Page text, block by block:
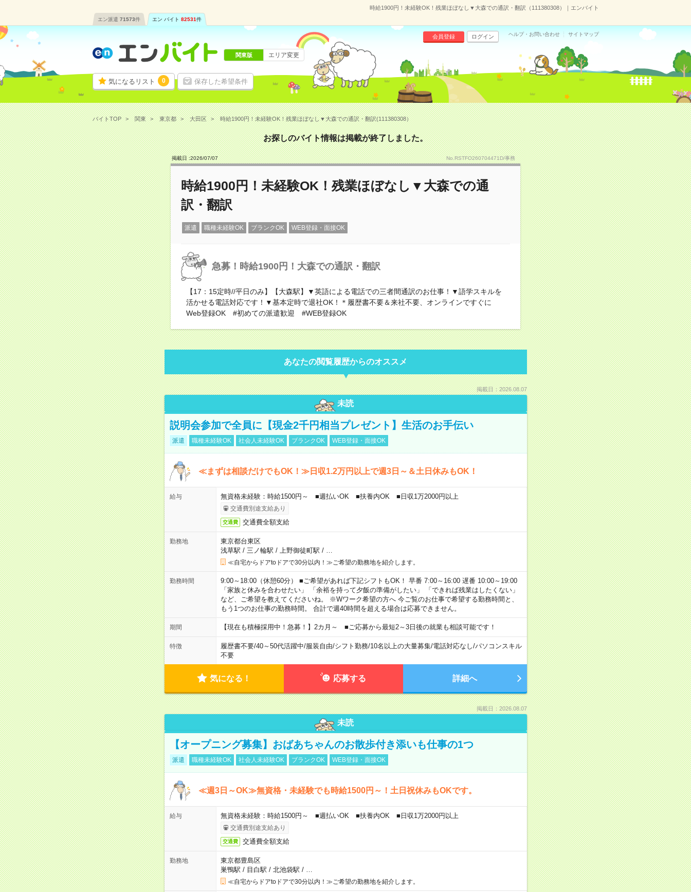
時給1900円！未経験OK！残業ほぼなし▼大森での通訳・翻訳（111380308）｜エンバイト
エン派遣 71573件 エン バイト 82531件
気になるリスト 0 保存した希望条件
会員登録 ログイン ヘルプ・お問い合わせ サイトマップ
関東版 エリア変更
バイトTOP 関東 東京都 大田区 時給1900円！未経験OK！残業ほぼなし▼大森での通訳・翻訳(111380308）
お探しのバイト情報は掲載が終了しました。
掲載日 :2026/07/07 No.RSTFO260704471D/事務
時給1900円！未経験OK！残業ほぼなし▼大森での通
訳・翻訳
派遣 職種未経験OK ブランクOK WEB登録・面接OK
急募！時給1900円！大森での通訳・翻訳
【17：15定時//平日のみ】【大森駅】▼英語による電話での三者間通訳のお仕事！▼語学スキルを
活かせる電話対応です！▼基本定時で退社OK！＊履歴書不要＆来社不要、オンラインですぐに
Web登録OK #初めての派遣歓迎 #WEB登録OK
あなたの閲覧履歴からのオススメ
掲載日：2026.08.07
未読
説明会参加で全員に【現金2千円相当プレゼント】生活のお手伝い
派遣 職種未経験OK 社会人未経験OK ブランクOK WEB登録・面接OK
≪まずは相談だけでもOK！≫日収1.2万円以上で週3日～＆土日休みもOK！
給与 無資格未経験：時給1500円～ ■週払いOK ■扶養内OK ■日収1万2000円以上
交通費別途支給あり
交通費 交通費全額支給
勤務地
東京都台東区
浅草駅 / 三ノ輪駅 / 上野御徒町駅 /
≪自宅からドアtoドアで30分以内！≫ご希望の勤務地を紹介します。
勤務時間
9:00～18:00（休憩60分） ■ご希望があれば下記シフトもOK！ 早番 7:00～16:00 遅番 10:00～19:00
「家族と休みを合わせたい」 「余裕を持って夕飯の準備がしたい」 「できれば残業はしたくない」
など、ご希望を教えてくださいね。 ※Wワーク希望の方へ 今ご覧のお仕事で希望する勤務時間と、
もう1つのお仕事の勤務時間。 合計で週40時間を超える場合は応募できません。
期間 【現在も積極採用中！急募！】2カ月～ ■ご応募から最短2～3日後の就業も相談可能です！
特徴 履歴書不要/40～50代活躍中/服装自由/シフト勤務/10名以上の大量募集/電話対応なし/パソコンスキル
不要
気になる！ 応募する 詳細へ
掲載日：2026.08.07
未読
【オープニング募集】おばあちゃんのお散歩付き添いも仕事の1つ
派遣 職種未経験OK 社会人未経験OK ブランクOK WEB登録・面接OK
≪週3日～OK≫無資格・未経験でも時給1500円～！土日祝休みもOKです。
給与 無資格未経験：時給1500円～ ■週払いOK ■扶養内OK ■日収1万2000円以上
交通費別途支給あり
交通費 交通費全額支給
勤務地
東京都豊島区
巣鴨駅 / 目白駅 / 北池袋駅 /
≪自宅からドアtoドアで30分以内！≫ご希望の勤務地を紹介します。